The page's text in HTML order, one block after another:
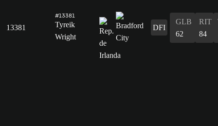
13381
#13381
Tyreik
Wright
DFI
GLB
62
RIT
84